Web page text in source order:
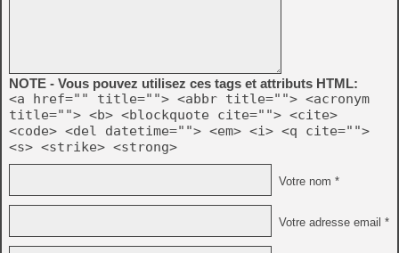
NOTE - Vous pouvez utilisez ces tags et attributs HTML:
<a href="" title=""> <abbr title=""> <acronym
title=""> <b> <blockquote cite=""> <cite>
<code> <del datetime=""> <em> <i> <q cite="">
<s> <strike> <strong>
Votre nom *
Votre adresse email *